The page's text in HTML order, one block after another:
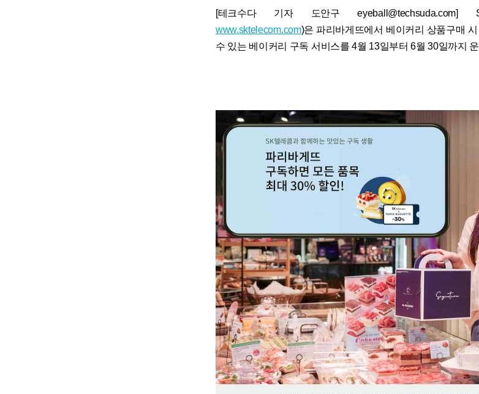
[테크수다 기자 도안구 eyeball@techsuda.com]
www.sktelecom.com)은 파리바게뜨에서 베이커리 상품구매
수 있는 베이커리 구독 서비스를 4월 13일부터 6월 30일까지